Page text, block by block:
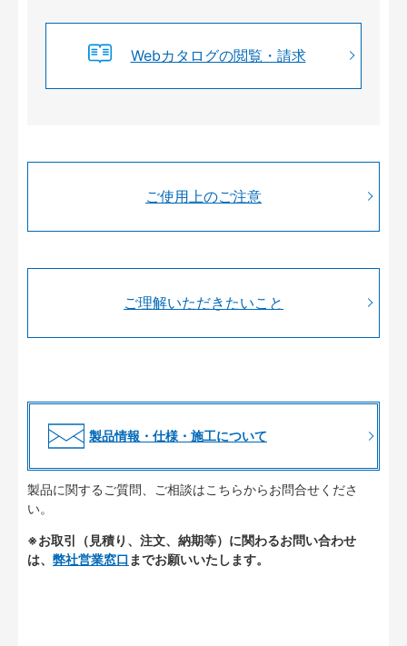
Webカタログの閲覧・請求
ご使用上のご注意
ご理解いただきたいこと
製品情報・仕様・施工について
製品に関するご質問、ご相談はこちらからお問合せくださ
い。
※お取引（見積り、注文、納期等）に関わるお問い合わせ
は、 弊社営業窓口 までお願いいたします。